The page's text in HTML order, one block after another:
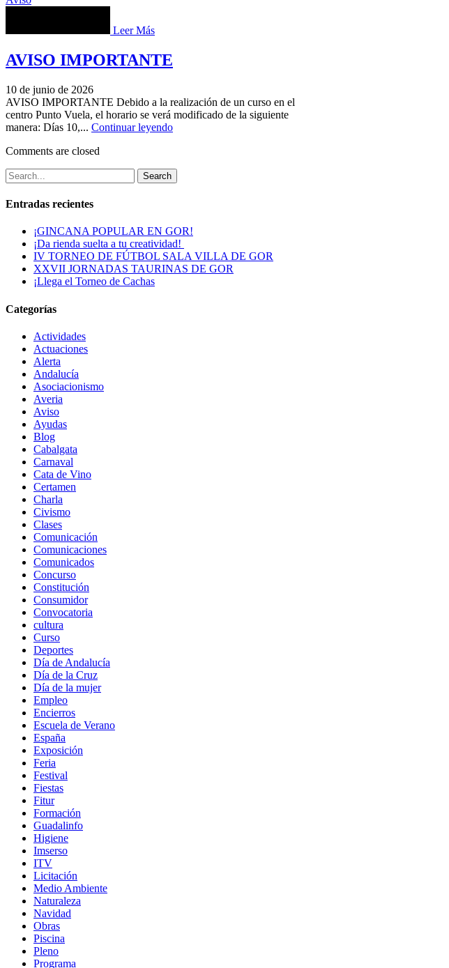
Leer Más
AVISO IMPORTANTE
10 de junio de 2026
AVISO IMPORTANTE Debido a la realización de un curso en el
centro Punto Vuela, el horario se verá modificado de la siguiente
manera: Días 10,... Continuar leyendo
Comments are closed
Search
Entradas recientes
¡GINCANA POPULAR EN GOR!
¡Da rienda suelta a tu creatividad!
IV TORNEO DE FÚTBOL SALA VILLA DE GOR
XXVII JORNADAS TAURINAS DE GOR
¡Llega el Torneo de Cachas
Categorías
Actividades
Actuaciones
Alerta
Andalucía
Asociacionismo
Averia
Aviso
Ayudas
Blog
Cabalgata
Carnaval
Cata de Vino
Certamen
Charla
Civismo
Clases
Comunicación
Comunicaciones
Comunicados
Concurso
Constitución
Consumidor
Convocatoria
cultura
Curso
Deportes
Día de Andalucía
Día de la Cruz
Día de la mujer
Empleo
Encierros
Escuela de Verano
España
Exposición
Feria
Festival
Fiestas
Fitur
Formación
Guadalinfo
Higiene
Imserso
ITV
Licitación
Medio Ambiente
Naturaleza
Navidad
Obras
Piscina
Pleno
Programa